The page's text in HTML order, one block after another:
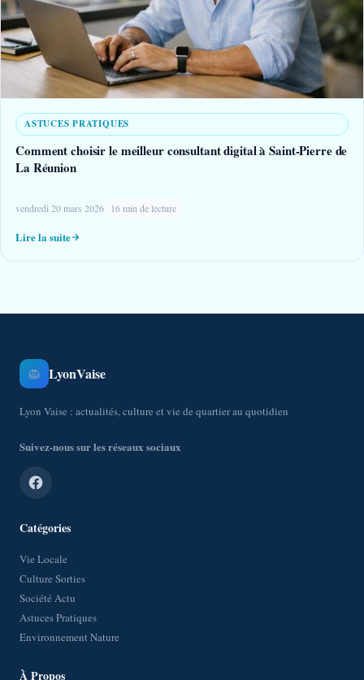
ASTUCES PRATIQUES
Comment choisir le meilleur consultant digital à Saint-Pierre de
La Réunion
vendredi 20 mars 2026 16 min de lecture
Lire la suite
🦁 LyonVaise
Lyon Vaise : actualités, culture et vie de quartier au quotidien
Suivez-nous sur les réseaux sociaux
Catégories
Vie Locale
Culture Sorties
Société Actu
Astuces Pratiques
Environnement Nature
À Propos